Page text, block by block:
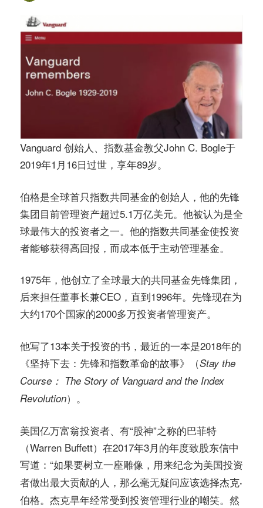
指
南
©️
区
Vanguard 创始人、指数基金教父John C. Bogle于
2019年1月16日过世，享年89岁。
伯格是全球首只指数共同基金的创始人，他的先锋
集团目前管理资产超过5.1万亿美元。他被认为是全
球最伟大的投资者之一。他的指数共同基金使投资
者能够获得高回报，而成本低于主动管理基金。
1975年，他创立了全球最大的共同基金先锋集团，
后来担任董事长兼CEO，直到1996年。先锋现在为
大约170个国家的2000多万投资者管理资产。
他写了13本关于投资的书，最近的一本是2018年的
《坚持下去：先锋和指数革命的故事》（Stay the
Course： The Story of Vanguard and the Index
Revolution）。
美国亿万富翁投资者、有“股神”之称的巴菲特
（Warren Buffett）在2017年3月的年度致股东信中
写道：“如果要树立一座雕像，用来纪念为美国投资
者做出最大贡献的人，那么毫无疑问应该选择杰克·
伯格。杰克早年经常受到投资管理行业的嘲笑。然